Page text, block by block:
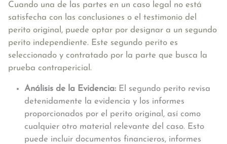
Cuando una de las partes en un caso legal no está
satisfecha con las conclusiones o el testimonio del
perito original, puede optar por designar a un segundo
perito independiente. Este segundo perito es
seleccionado y contratado por la parte que busca la
prueba contrapericial.
Análisis de la Evidencia: El segundo perito revisa
detenidamente la evidencia y los informes
proporcionados por el perito original, así como
cualquier otro material relevante del caso. Esto
puede incluir documentos financieros, informes